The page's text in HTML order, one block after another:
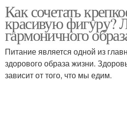
Как сочетать
красивую фигуру?
гармоничного
Питание является одной из
здорового образа жизни.
зависит от того, что мы едим.